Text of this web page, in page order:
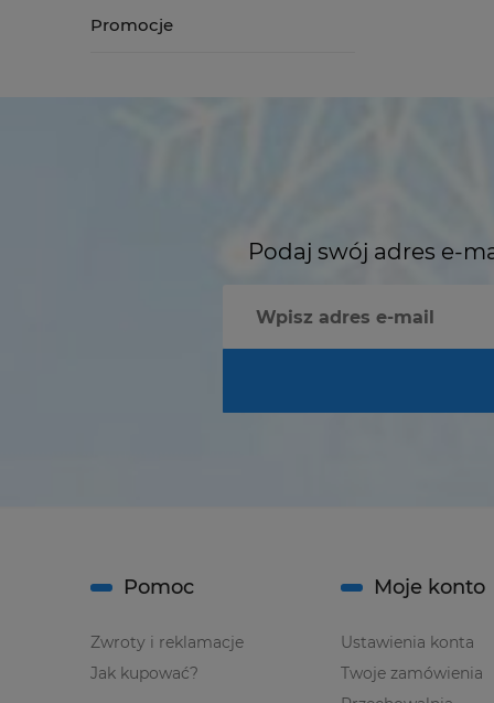
Promocje
Podaj swój adres e-
Pomoc
Zwroty i reklamacje
Jak kupować?
Moje konto
Ustawienia konta
Twoje zamówienia